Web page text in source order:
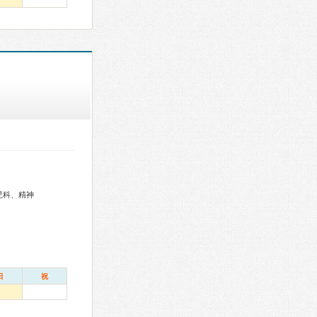
科、精神
祝